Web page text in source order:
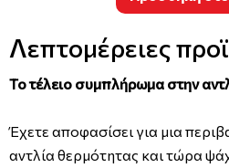
Λεπτομέρειες
Το τέλειο συμπλήρωμα στην
Έχετε αποφασίσει για μια
αντλία θερμότητας και τώρα